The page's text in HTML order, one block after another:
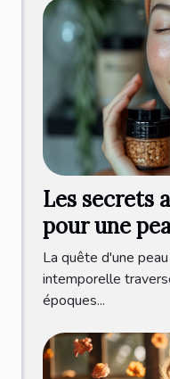
Les secrets
pour une
La quête d'une
intemporelle
époques...